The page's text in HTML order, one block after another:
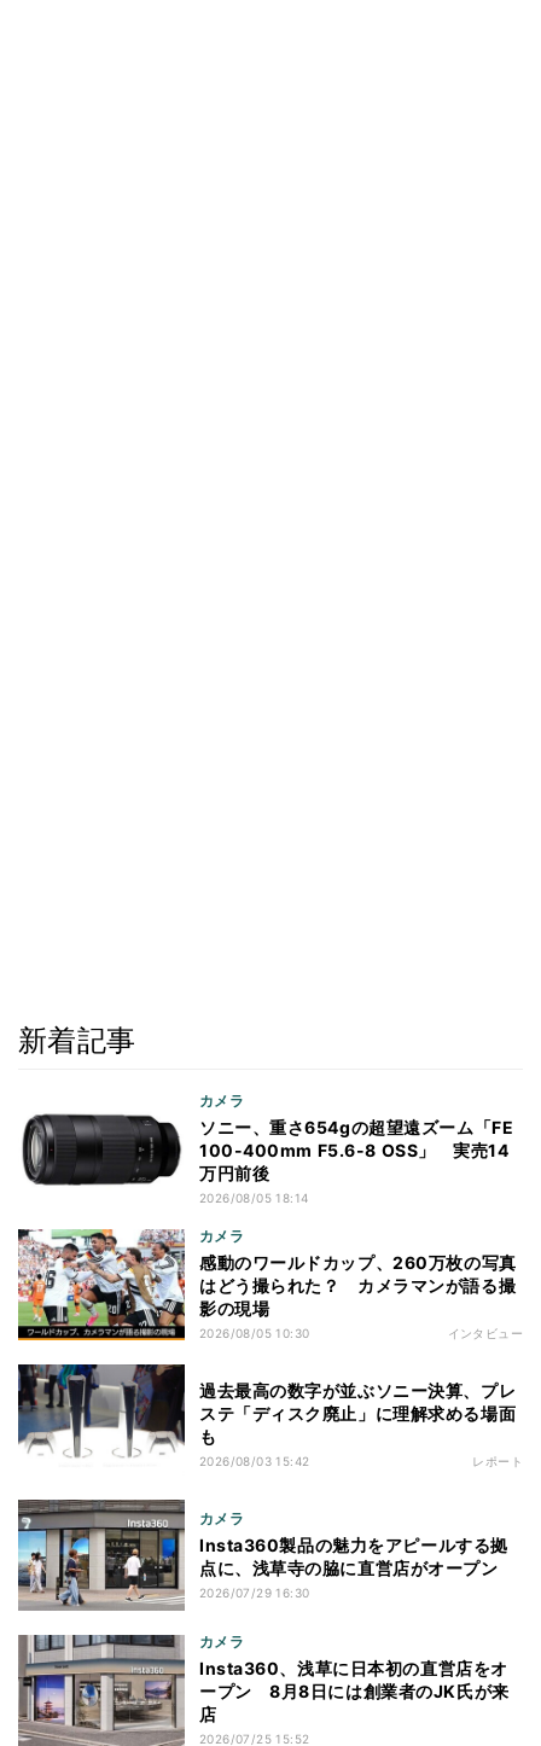
新着記事
カメラ
ソニー、重さ654gの超望遠ズーム「FE
100-400mm F5.6-8 OSS」 実売14
万円前後
2026/08/05 18:14
カメラ
感動のワールドカップ、260万枚の写真
はどう撮られた？ カメラマンが語る撮
影の現場
2026/08/05 10:30 インタビュー
過去最高の数字が並ぶソニー決算、プレ
ステ「ディスク廃止」に理解求める場面
も
2026/08/03 15:42 レポート
カメラ
Insta360製品の魅力をアピールする拠
点に、浅草寺の脇に直営店がオープン
2026/07/29 16:30
カメラ
Insta360、浅草に日本初の直営店をオ
ープン 8月8日には創業者のJK氏が来
店
2026/07/25 15:52